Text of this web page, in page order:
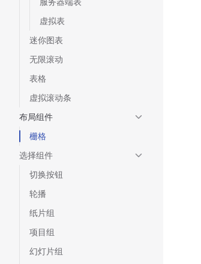
虚拟表
迷你图表
无限滚动
表格
虚拟滚动条
布局组件
栅格
选择组件
切换按钮
轮播
纸片组
项目组
幻灯片组